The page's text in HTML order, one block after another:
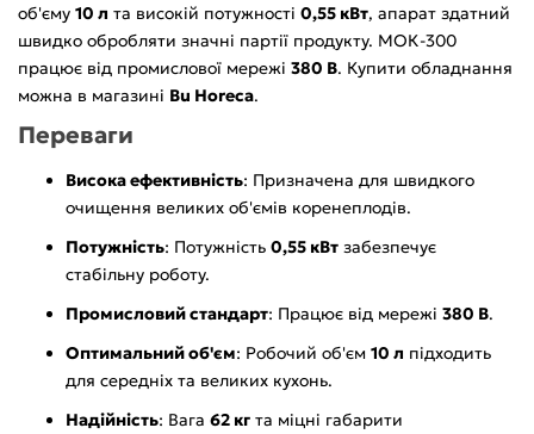
об'єму 10 л та високій потужності 0,55 кВт, апарат здатний
швидко обробляти значні партії продукту. МОК-300
працює від промислової мережі 380 В. Купити обладнання
можна в магазині Bu Horeca.
Переваги
Висока ефективність: Призначена для швидкого
очищення великих об'ємів коренеплодів.
Потужність: Потужність 0,55 кВт забезпечує
стабільну роботу.
Промисловий стандарт: Працює від мережі 380 В.
Оптимальний об'єм: Робочий об'єм 10 л підходить
для середніх та великих кухонь.
Надійність: Вага 62 кг та міцні габарити